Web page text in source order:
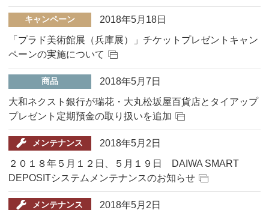
キャンペーン
2018年5月18日
「プラド美術館展（兵庫展）」チケットプレゼントキャン
ペーンの実施について
商品
2018年5月7日
大和ネクスト銀行が瑞花・大丸松坂屋百貨店とタイアップ
プレゼント定期預金の取り扱いを追加
メンテナンス
2018年5月2日
２０１８年５月１２日、５月１９日 DAIWA SMART
DEPOSITシステムメンテナンスのお知らせ
メンテナンス 2018年5月2日